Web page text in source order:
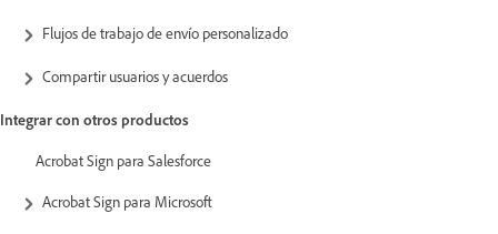
Flujos de trabajo de envío personalizado
Compartir usuarios y acuerdos
Integrar con otros productos
Acrobat Sign para Salesforce
Acrobat Sign para Microsoft